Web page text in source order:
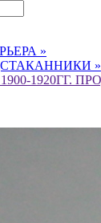
»
»
1920ГГ.